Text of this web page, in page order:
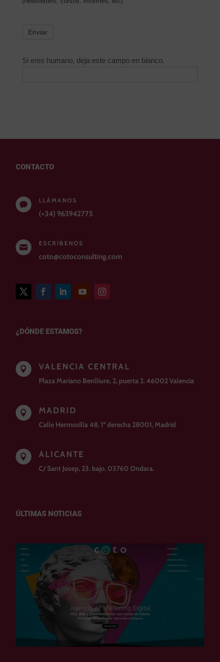
Enviar
Si eres humano, deja este campo en blanco.
CONTACTO

LLÁMANOS
(+34) 963942775

ESCRÍBENOS
coto@cotoconsulting.com
¿DÓNDE ESTAMOS?
 VALENCIA CENTRAL
Plaza Mariano Benlliure, 2, puerta 2. 46002 Valencia
 MADRID
Calle Hermosilla 48, 1º derecha 28001, Madrid
 ALICANTE
C/ Sant Josep, 23. bajo. 03760 Ondara.
ÚLTIMAS NOTICIAS